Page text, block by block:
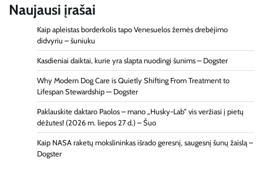
Naujausi įrašai
Kaip apleistas borderkolis tapo Venesuelos žemės drebėjimo
didvyriu – šuniuku
Kasdieniai daiktai, kurie yra slapta nuodingi šunims – Dogster
Why Modern Dog Care is Quietly Shifting From Treatment to
Lifespan Stewardship — Dogster
Paklauskite daktaro Paolos – mano „Husky-Lab“ vis veržiasi į pietų
dėžutes! (2026 m. liepos 27 d.) – Šuo
Kaip NASA raketų mokslininkas išrado geresnį, saugesnį šunų žaislą –
Dogster